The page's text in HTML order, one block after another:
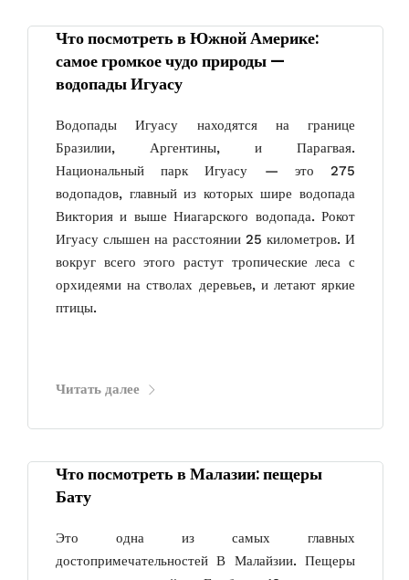
Что посмотреть в Южной Америке:
самое громкое чудо природы —
водопады Игуасу
Водопады Игуасу находятся на границе
Бразилии, Аргентины, и Парагвая.
Национальный парк Игуасу — это 275
водопадов, главный из которых шире водопада
Виктория и выше Ниагарского водопада. Рокот
Игуасу слышен на расстоянии 25 километров. И
вокруг всего этого растут тропические леса с
орхидеями на стволах деревьев, и летают яркие
птицы.
Читать далее
Что посмотреть в Малазии: пещеры
Бату
Это одна из самых главных
достопримечательностей В Малайзии. Пещеры